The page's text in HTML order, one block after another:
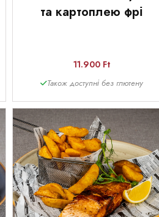
та картоплею фрі
11.900 Ft
Також доступні без глютену